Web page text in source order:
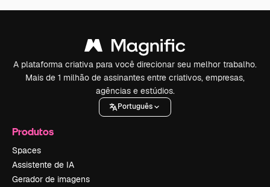
A plataforma criativa para você direcionar seu melhor trabalho.
Mais de 1 milhão de assinantes entre criativos, empresas,
agências e estúdios.
Português
Produtos
Spaces
Assistente de IA
Gerador de imagens